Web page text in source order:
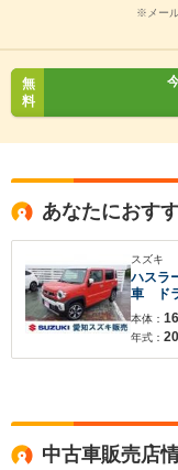
※メー
無
料
あなたにおす
スズキ
ハスラ
車 ド
ル オ
シート
本体：
年式：
中古車販売店